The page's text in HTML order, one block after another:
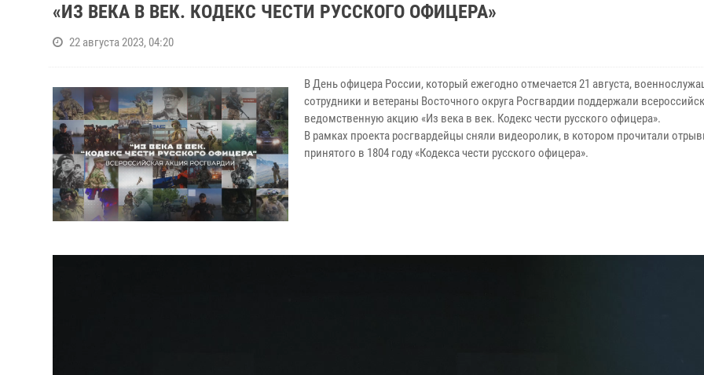
«ИЗ ВЕКА В ВЕК. КОДЕКС ЧЕСТИ РУССКОГО ОФИЦЕРА»
22 августа 2023, 04:20
В День офицера России, который ежегодно отмечается 21 августа,
сотрудники и ветераны Восточного округа Росгвардии поддержали
ведомственную акцию «Из века в век. Кодекс чести русского офицера».
В рамках проекта росгвардейцы сняли видеоролик, в котором прочитали
принятого в 1804 году «Кодекса чести русского офицера».